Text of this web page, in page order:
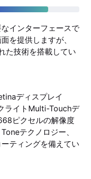
インターフェースで
を提供しますが、
た技術を搭載してい
ディスプレイ
ライトMulti-Touchデ
ピクセルの解像度
テクノロジー、
ティングを備えてい